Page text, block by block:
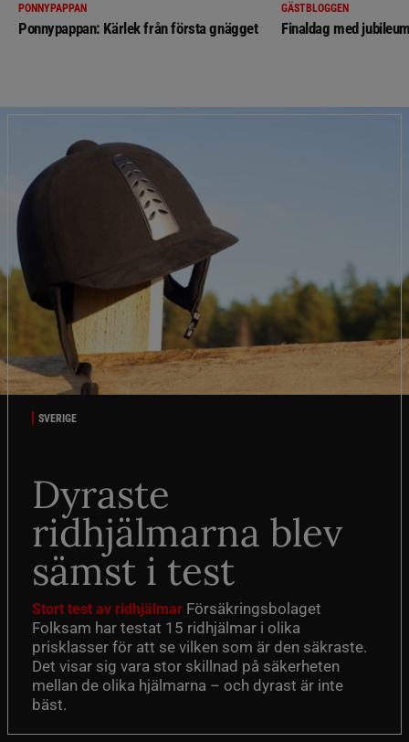
PONNYPAPPAN
Ponnypappan: Kärlek från första gnägget
GÄSTBLOGGEN
Finaldag med
SVERIGE
Dyraste
ridhjälmarna blev
sämst i test
Stort test av ridhjälmar Försäkringsbolaget
Folksam har testat 15 ridhjälmar i olika
prisklasser för att se vilken som är den säkraste.
Det visar sig vara stor skillnad på säkerheten
mellan de olika hjälmarna – och dyrast är inte
bäst.